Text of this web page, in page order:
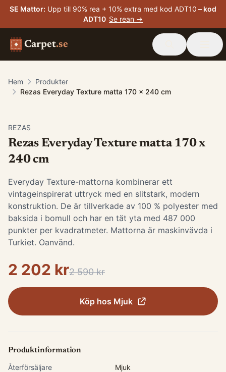
SE Mattor: Upp till 90% rea + 10% extra med kod ADT10 – kod
ADT10 Se rean →
Carpet.se
Hem
Produkter
Rezas Everyday Texture matta 170 x 240 cm
REZAS
Rezas Everyday Texture matta 170 x
240 cm
Everyday Texture-mattorna kombinerar ett
vintageinspirerat uttryck med en slitstark, modern
konstruktion. De är tillverkade av 100 % polyester med
baksida i bomull och har en tät yta med 487 000
punkter per kvadratmeter. Mattorna är maskinvävda i
Turkiet. Oanvänd.
2 202 kr2 590 kr
Köp hos Mjuk
Produktinformation
Återförsäljare
Mjuk